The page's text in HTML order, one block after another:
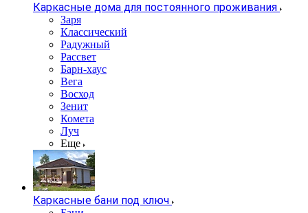
Каркасные дома для постоянного проживания
Заря
Классический
Радужный
Рассвет
Барн-хаус
Вега
Восход
Зенит
Комета
Луч
Еще
Каркасные бани под ключ